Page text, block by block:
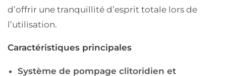
d’offrir une tranquillité d’esprit totale lors de
l’utilisation.
Caractéristiques principales
Système de pompage clitoridien et